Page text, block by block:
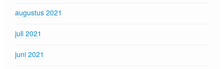
augustus 2021
juli 2021
juni 2021